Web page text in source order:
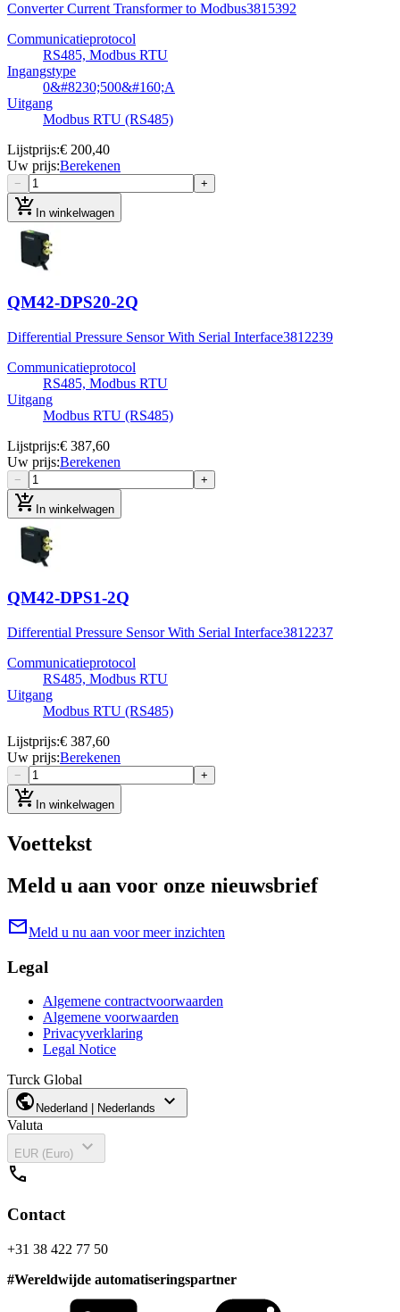
Converter Current Transformer to Modbus3815392
Communicatieprotocol
RS485, Modbus RTU
Ingangstype
0&#8230;500&#160;A
Uitgang
Modbus RTU (RS485)
Lijstprijs:€ 200,40
Uw prijs:Berekenen
− +
add_shopping_cart In winkelwagen
QM42-DPS20-2Q
Differential Pressure Sensor With Serial Interface3812239
Communicatieprotocol
RS485, Modbus RTU
Uitgang
Modbus RTU (RS485)
Lijstprijs:€ 387,60
Uw prijs:Berekenen
− +
add_shopping_cart In winkelwagen
QM42-DPS1-2Q
Differential Pressure Sensor With Serial Interface3812237
Communicatieprotocol
RS485, Modbus RTU
Uitgang
Modbus RTU (RS485)
Lijstprijs:€ 387,60
Uw prijs:Berekenen
− +
add_shopping_cart In winkelwagen
Voettekst
Meld u aan voor onze nieuwsbrief
mailMeld u nu aan voor meer inzichten
Legal
Algemene contractvoorwaarden
Algemene voorwaarden
Privacyverklaring
Legal Notice
Turck Global
public Nederland | Nederlands expand_more
Valuta
EUR (Euro)
expand_more
call
Contact
+31 38 422 77 50
#Wereldwijde automatiseringspartner